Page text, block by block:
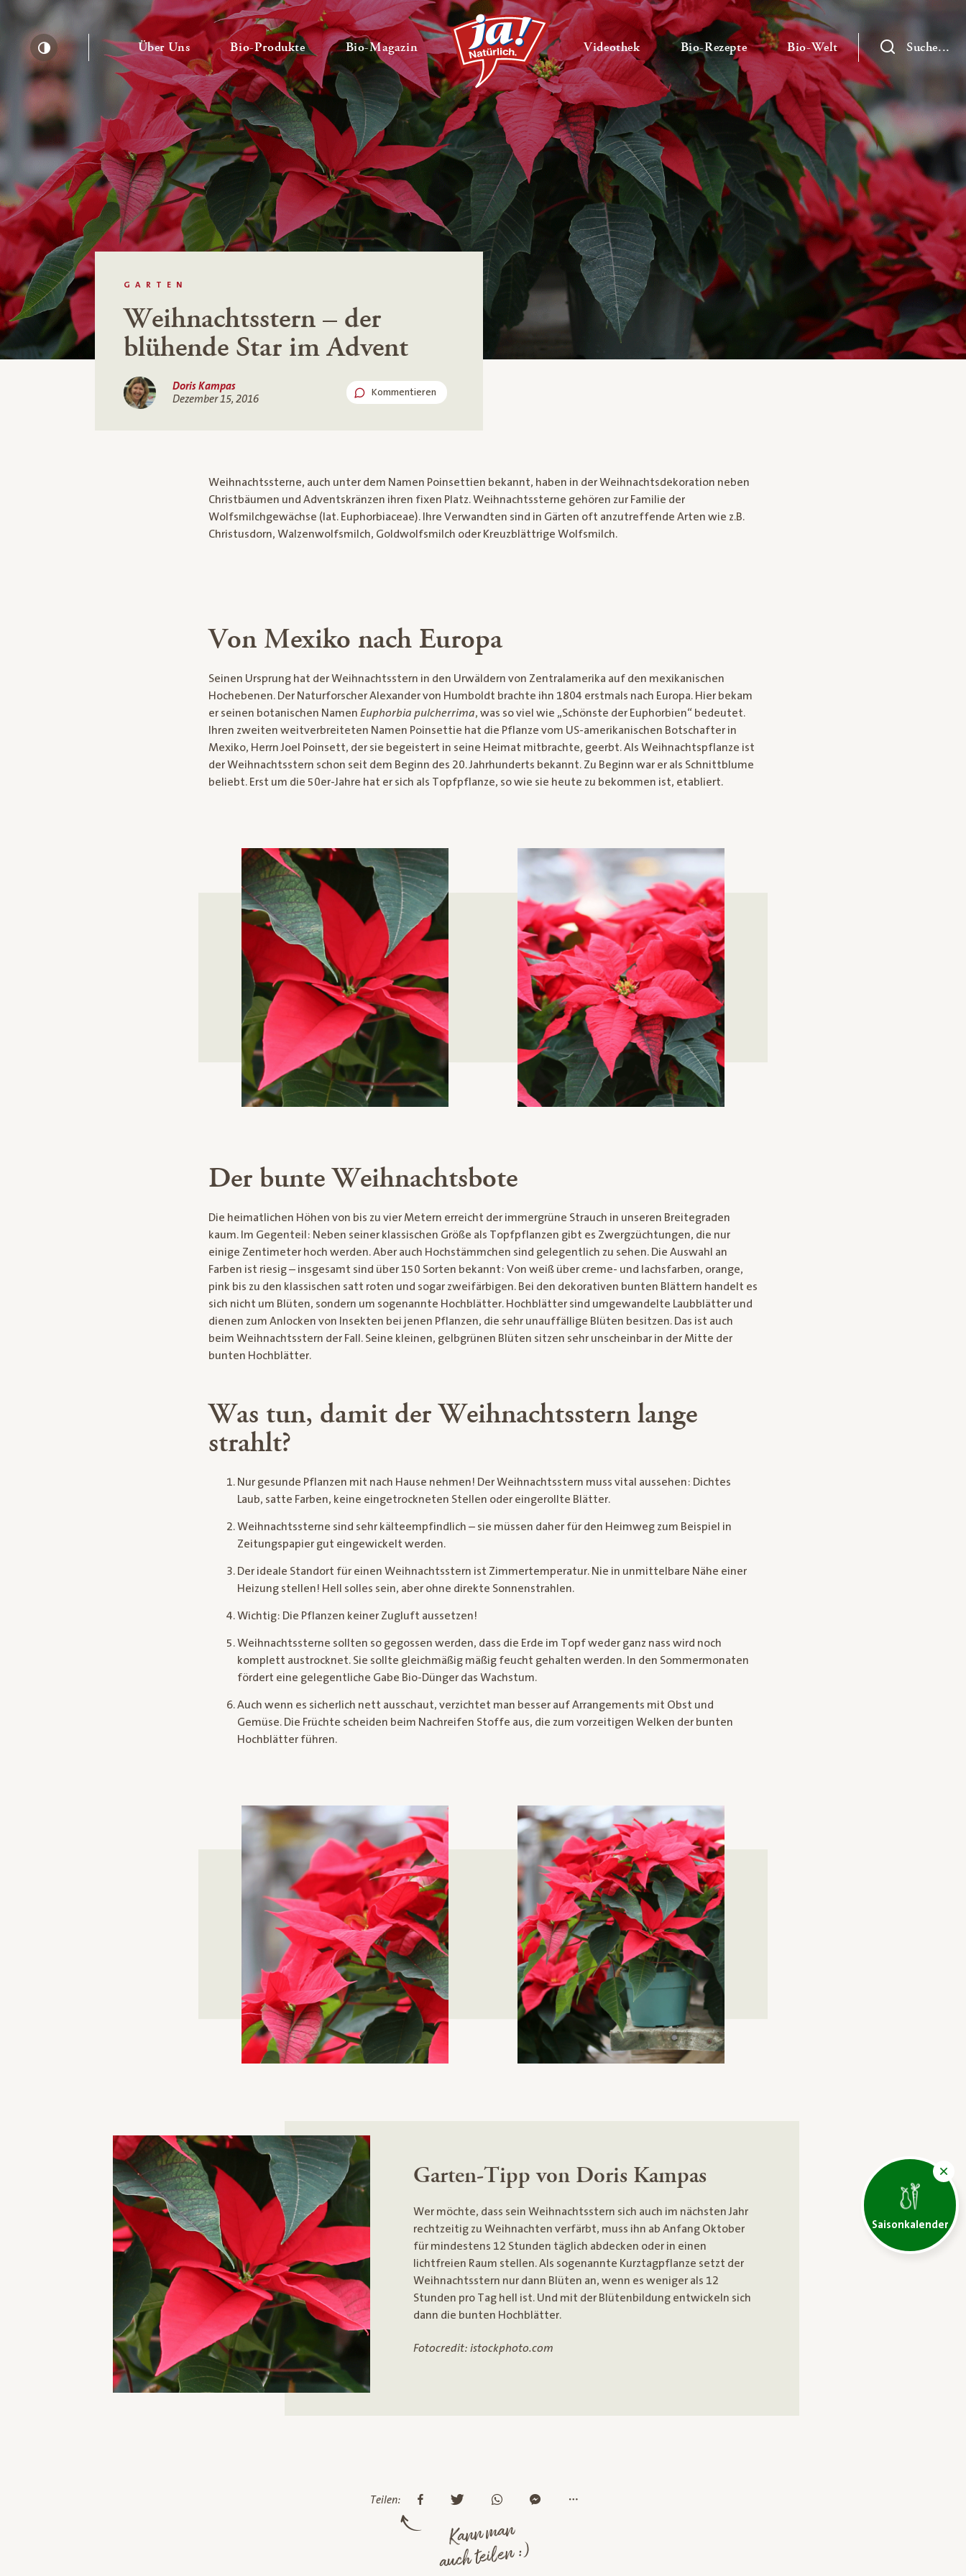
Kontrast erhöhen
Über Uns— Untermenü ausklappen
Bio-Produkte— Untermenü ausklappen
Bio-Magazin — Untermenü ausklappen Videothek— Untermenü ausklappen
Bio-Rezepte— Untermenü ausklappen
Bio-Welt— UntermenüSuche...
Saisonkalender
GARTEN
Weihnachtsstern – der
blühende Star im Advent
Doris Kampas
Dezember 15, 2016
Kommentieren
Weihnachtssterne, auch unter dem Namen Poinsettien bekannt, haben in der Weihnachtsdekoration neben
Christbäumen und Adventskränzen ihren fixen Platz. Weihnachtssterne gehören zur Familie der
Wolfsmilchgewächse (lat. Euphorbiaceae). Ihre Verwandten sind in Gärten oft anzutreffende Arten wie z.B.
Christusdorn, Walzenwolfsmilch, Goldwolfsmilch oder Kreuzblättrige Wolfsmilch.
Von Mexiko nach Europa
Seinen Ursprung hat der Weihnachtsstern in den Urwäldern von Zentralamerika auf den mexikanischen
Hochebenen. Der Naturforscher Alexander von Humboldt brachte ihn 1804 erstmals nach Europa. Hier bekam
er seinen botanischen Namen Euphorbia pulcherrima, was so viel wie „Schönste der Euphorbien“ bedeutet.
Ihren zweiten weitverbreiteten Namen Poinsettie hat die Pflanze vom US-amerikanischen Botschafter in
Mexiko, Herrn Joel Poinsett, der sie begeistert in seine Heimat mitbrachte, geerbt. Als Weihnachtspflanze ist
der Weihnachtsstern schon seit dem Beginn des 20. Jahrhunderts bekannt. Zu Beginn war er als Schnittblume
beliebt. Erst um die 50er-Jahre hat er sich als Topfpflanze, so wie sie heute zu bekommen ist, etabliert.
Der bunte Weihnachtsbote
Die heimatlichen Höhen von bis zu vier Metern erreicht der immergrüne Strauch in unseren Breitegraden
kaum. Im Gegenteil: Neben seiner klassischen Größe als Topfpflanzen gibt es Zwergzüchtungen, die nur
einige Zentimeter hoch werden. Aber auch Hochstämmchen sind gelegentlich zu sehen. Die Auswahl an
Farben ist riesig – insgesamt sind über 150 Sorten bekannt: Von weiß über creme- und lachsfarben, orange,
pink bis zu den klassischen satt roten und sogar zweifärbigen. Bei den dekorativen bunten Blättern handelt es
sich nicht um Blüten, sondern um sogenannte Hochblätter. Hochblätter sind umgewandelte Laubblätter und
dienen zum Anlocken von Insekten bei jenen Pflanzen, die sehr unauffällige Blüten besitzen. Das ist auch
beim Weihnachtsstern der Fall. Seine kleinen, gelbgrünen Blüten sitzen sehr unscheinbar in der Mitte der
bunten Hochblätter.
Was tun, damit der Weihnachtsstern lange
strahlt?
Nur gesunde Pflanzen mit nach Hause nehmen! Der Weihnachtsstern muss vital aussehen: Dichtes
Laub, satte Farben, keine eingetrockneten Stellen oder eingerollte Blätter.
Weihnachtssterne sind sehr kälteempfindlich – sie müssen daher für den Heimweg zum Beispiel in
Zeitungspapier gut eingewickelt werden.
Der ideale Standort für einen Weihnachtsstern ist Zimmertemperatur. Nie in unmittelbare Nähe einer
Heizung stellen! Hell solles sein, aber ohne direkte Sonnenstrahlen.
Wichtig: Die Pflanzen keiner Zugluft aussetzen!
Weihnachtssterne sollten so gegossen werden, dass die Erde im Topf weder ganz nass wird noch
komplett austrocknet. Sie sollte gleichmäßig mäßig feucht gehalten werden. In den Sommermonaten
fördert eine gelegentliche Gabe Bio-Dünger das Wachstum.
Auch wenn es sicherlich nett ausschaut, verzichtet man besser auf Arrangements mit Obst und
Gemüse. Die Früchte scheiden beim Nachreifen Stoffe aus, die zum vorzeitigen Welken der bunten
Hochblätter führen.
Garten-Tipp von Doris Kampas
Wer möchte, dass sein Weihnachtsstern sich auch im nächsten Jahr
rechtzeitig zu Weihnachten verfärbt, muss ihn ab Anfang Oktober
für mindestens 12 Stunden täglich abdecken oder in einen
lichtfreien Raum stellen. Als sogenannte Kurztagpflanze setzt der
Weihnachtsstern nur dann Blüten an, wenn es weniger als 12
Stunden pro Tag hell ist. Und mit der Blütenbildung entwickeln sich
dann die bunten Hochblätter.
Fotocredit: istockphoto.com
Teilen:
Kann man
auch teilen :)